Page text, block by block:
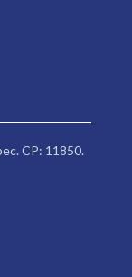
CP: 11850.